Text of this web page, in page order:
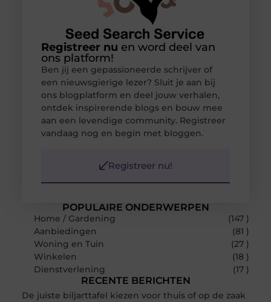
POPULAIRE ONDERWERPEN
Home / Gardening
(147 )
Aanbiedingen
(81 )
Woning en Tuin
(27 )
Winkelen
(18 )
Dienstverlening
(17 )
RECENTE BERICHTEN
De juiste biljarttafel kiezen voor thuis of op de zaak
Registreer nu en word deel van
ons platform!
Ben jij een gepassioneerde schrijver of
een nieuwsgierige lezer? Sluit je aan bij
ons blogplatform en deel jouw verhalen,
ontdek inspirerende blogs en bouw mee
aan een levendige community. Registreer
vandaag nog en begin met bloggen.
Registreer nu!